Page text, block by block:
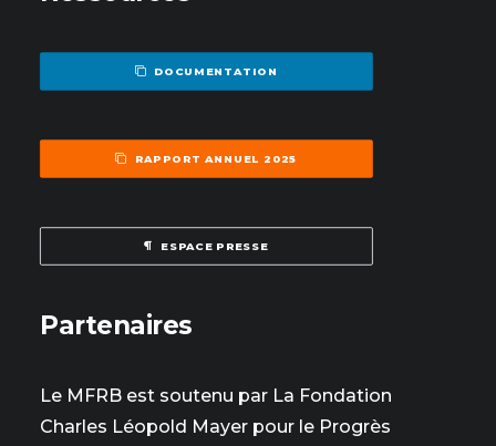
DOCUMENTATION
RAPPORT ANNUEL 2025
ESPACE PRESSE
Partenaires
Le MFRB est soutenu par La Fondation
Charles Léopold Mayer pour le Progrès